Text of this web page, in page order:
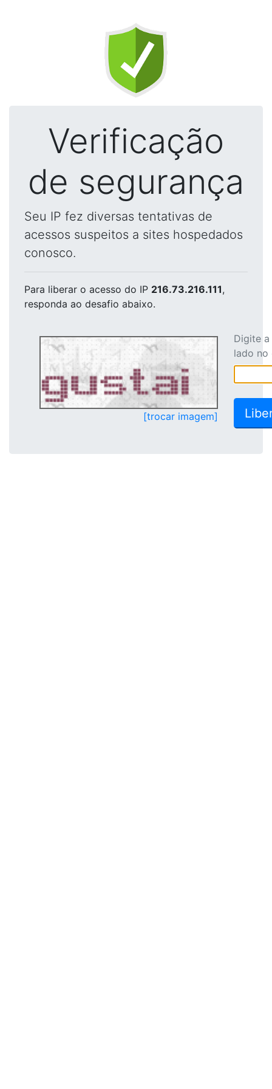
Verificação
de segurança
Seu IP fez diversas tentativas de
acessos suspeitos a sites hospedados
conosco.
Para liberar o acesso do IP 216.73.216.111,
responda ao desafio abaixo.
[trocar imagem]
Digite
lado no